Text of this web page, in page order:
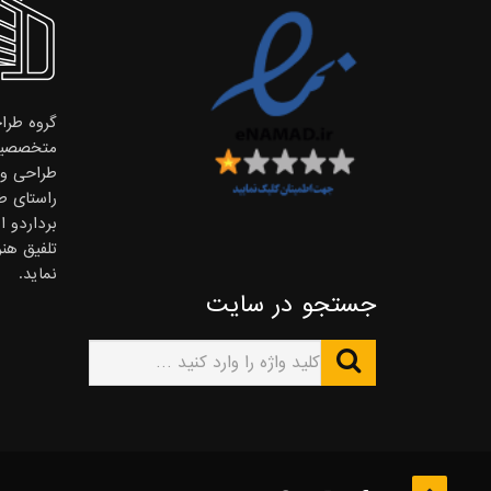
گروه
طراحی و
راستای
تلفیق
نماید.
جستجو در سایت